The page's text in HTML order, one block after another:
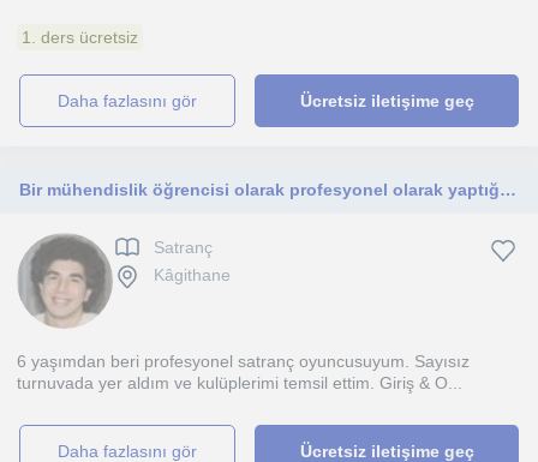
1. ders ücretsiz
daha fazlasını gör Ücretsiz iletişime geç
Bir mühendislik öğrencisi olarak profesyonel olarak yaptığım sporlardaki bilgi & deney birikimimi yeni nesile aktarmak istiyorum.
Satranç
Kâgithane
6 yaşımdan beri profesyonel satranç oyuncusuyum. Sayısız
turnuvada yer aldım ve kulüplerimi temsil ettim. Giriş & O...
daha fazlasını gör Ücretsiz iletişime geç